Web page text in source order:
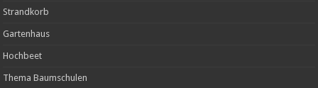
Strandkorb
Gartenhaus
Hochbeet
Thema Baumschulen